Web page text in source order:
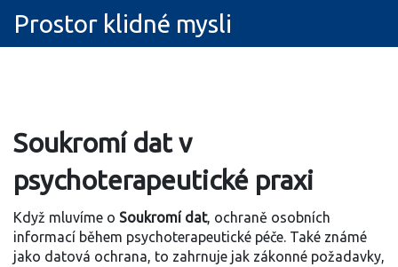
Prostor klidné mysli
Soukromí dat v
psychoterapeutické praxi
Když mluvíme o Soukromí dat, ochraně osobních
informací během psychoterapeutické péče. Také známé
jako datová ochrana, to zahrnuje jak zákonné požadavky,